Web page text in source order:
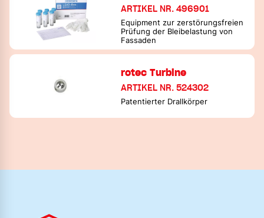
ARTIKEL NR. 496901
Equipment zur zerstörungsfreien
Prüfung der Bleibelastung von
Fassaden
rotec Turbine
ARTIKEL NR. 524302
Patentierter Drallkörper